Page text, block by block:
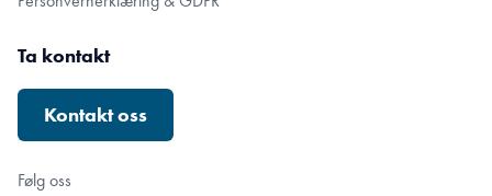
Ta kontakt
Kontakt oss
Følg oss